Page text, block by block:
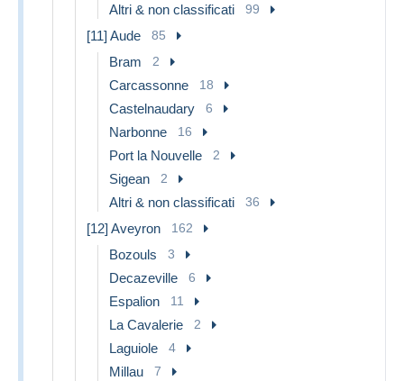
Altri & non classificati 99
[11] Aude 85
Bram 2
Carcassonne 18
Castelnaudary 6
Narbonne 16
Port la Nouvelle 2
Sigean 2
Altri & non classificati 36
[12] Aveyron 162
Bozouls 3
Decazeville 6
Espalion 11
La Cavalerie 2
Laguiole 4
Millau 7